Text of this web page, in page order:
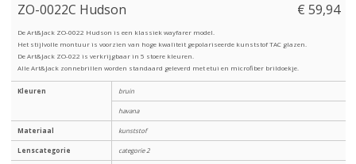
ZO-0022C Hudson € 59,94
De Art&Jack ZO-0022 Hudson is een klassiek wayfarer model.
Het stijlvolle montuur is voorzien van hoge kwaliteit gepolariseerde kunststof TAC glazen.
De Art&Jack ZO-022 is verkrijgbaar in 5 stoere kleuren.
Alle Art&Jack zonnebrillen worden standaard geleverd met etui en microfiber brildoekje.
Kleuren bruin
havana
Materiaal kunststof
Lenscategorie categorie 2